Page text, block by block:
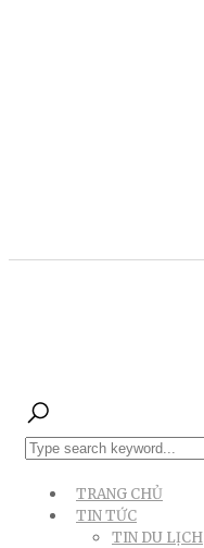
TRANG CHỦ
TIN TỨC
TIN DU LỊCH